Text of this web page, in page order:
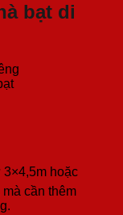
bạt di
hoặc
cần thêm